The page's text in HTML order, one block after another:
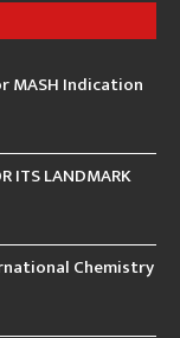
MASH Indication
ITS LANDMARK
Chemistry